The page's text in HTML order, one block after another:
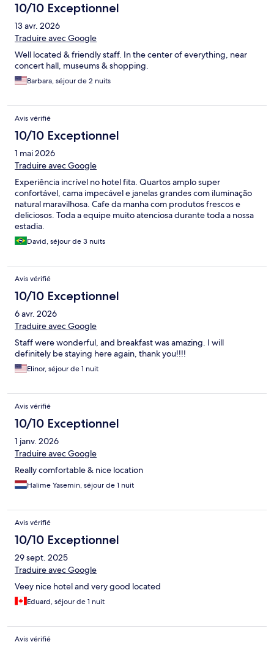
10/10 Exceptionnel
13 avr. 2026
Traduire avec Google
Well located & friendly staff. In the center of everything, near
concert hall, museums & shopping.
Barbara, séjour de 2 nuits
Avis vérifié
10/10 Exceptionnel
1 mai 2026
Traduire avec Google
Experiência incrível no hotel fita. Quartos amplo super
confortável, cama impecável e janelas grandes com iluminação
natural maravilhosa. Cafe da manha com produtos frescos e
deliciosos. Toda a equipe muito atenciosa durante toda a nossa
estadia.
David, séjour de 3 nuits
Avis vérifié
10/10 Exceptionnel
6 avr. 2026
Traduire avec Google
Staff were wonderful, and breakfast was amazing. I will
definitely be staying here again, thank you!!!!
Elinor, séjour de 1 nuit
Avis vérifié
10/10 Exceptionnel
1 janv. 2026
Traduire avec Google
Really comfortable & nice location
Halime Yasemin, séjour de 1 nuit
Avis vérifié
10/10 Exceptionnel
29 sept. 2025
Traduire avec Google
Veey nice hotel and very good located
Eduard, séjour de 1 nuit
Avis vérifié